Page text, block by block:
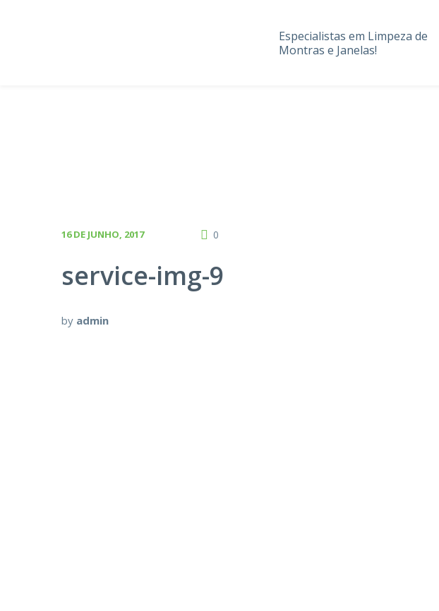
Especialistas em Limpeza de
Montras e Janelas!
16 DE JUNHO, 2017 0
service-img-9
by admin